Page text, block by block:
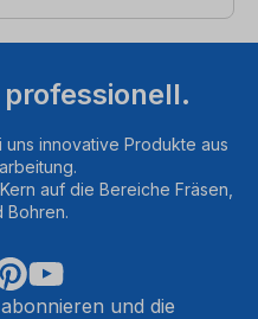
innovative Produkte aus
auf die Bereiche Fräsen,
Bohren.
und die